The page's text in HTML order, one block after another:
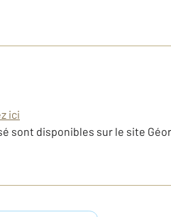
ici
sont disponibles sur le site